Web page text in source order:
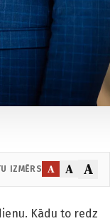
IZMĒRS A A A
Kādu to redz